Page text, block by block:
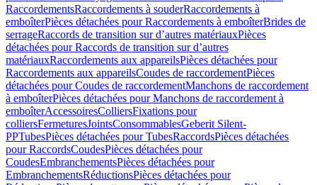
RaccordementsRaccordements à souderRaccordements à
emboîterPièces détachées pour Raccordements à emboîterBrides de
serrageRaccords de transition sur d’autres matériauxPièces
détachées pour Raccords de transition sur d’autres
matériauxRaccordements aux appareilsPièces détachées pour
Raccordements aux appareilsCoudes de raccordementPièces
détachées pour Coudes de raccordementManchons de raccordement
à emboîterPièces détachées pour Manchons de raccordement à
emboîterAccessoiresColliersFixations pour
colliersFermeturesJointsConsommablesGeberit Silent-
PPTubesPièces détachées pour TubesRaccordsPièces détachées
pour RaccordsCoudesPièces détachées pour
CoudesEmbranchementsPièces détachées pour
EmbranchementsRéductionsPièces détachées pour